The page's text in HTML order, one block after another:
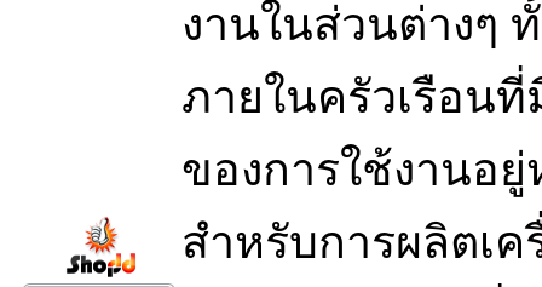
งานในส่วนต่างๆ
ภายในครัวเรือน
ของการใช้งานอยู่
สำหรับการผลิตเค